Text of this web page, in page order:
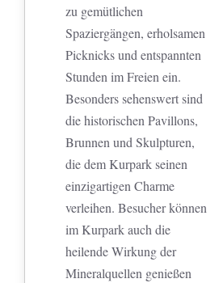
zu gemütlichen
Spaziergängen, erholsamen
Picknicks und entspannten
Stunden im Freien ein.
Besonders sehenswert sind
die historischen Pavillons,
Brunnen und Skulpturen,
die dem Kurpark seinen
einzigartigen Charme
verleihen. Besucher können
im Kurpark auch die
heilende Wirkung der
Mineralquellen genießen